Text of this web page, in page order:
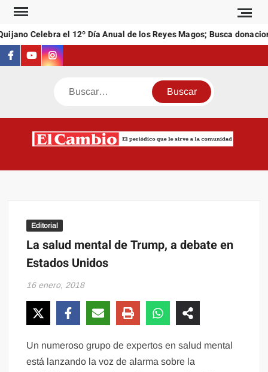
Saltar
contenidoCelebra el 12º Día Anual de los Reyes Magos; Busca
Facebook
YoutubeInstagram
Buscar
Editorial
La salud mental de Trump, a debate en
Estados Unidos
16 enero, 2018
Un numeroso grupo de expertos en salud mental
está lanzando la voz de alarma sobre la